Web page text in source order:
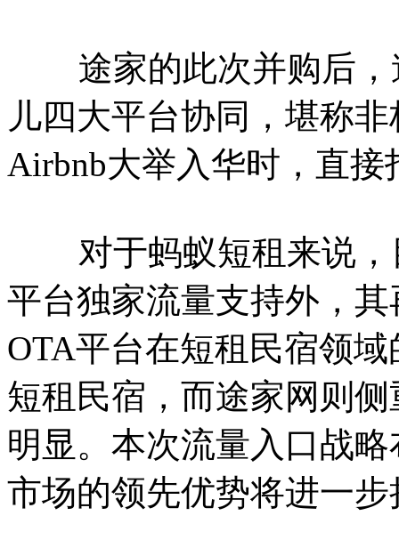
途家的此次并购后，
儿四大平台协同，堪称
Airbnb大举入华时，直
对于蚂蚁短租来说，
平台独家流量支持外，
OTA平台在短租民宿领
短租民宿，而途家网则
明显。本次流量入口战
市场的领先优势将进一步